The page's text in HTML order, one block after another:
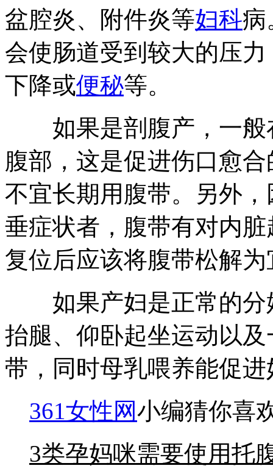
盆腔炎、附件炎等妇科病
会使肠道受到较大的压
下降或便秘等。
如果是剖腹产，一般
腹部，这是促进伤口愈
不宜长期用腹带。另外
垂症状者，腹带有对内
复位后应该将腹带松解为
如果产妇是正常的分
抬腿、仰卧起坐运动以
带，同时母乳喂养能促
361女性网小编猜你喜
3类孕妈咪需要使用托